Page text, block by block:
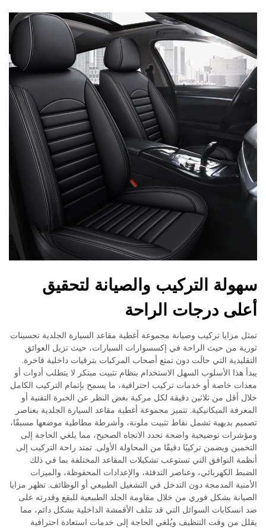
سهولة التركيب والصيانة لتحقيق
أعلى درجات الراحة
تمثل مزايا تركيب وصيانة مجموعة أغطية مقاعد السيارة الجلدية تحسينات
ثورية من حيث الراحة في إكسسوارات السيارات، حيث تزيل العوائق
التقليدية التي حالَت دون تمتع أصحاب المركبات بترقيات داخلية فاخرة.
يبدأ هذا الأسلوب السهل الاستخدام بنظام تثبيت مبتكر لا يتطلب أدوات أو
معدات خاصة أو خدمات تركيب احترافية، ما يسمح بإتمام التركيب الكامل
خلال أقل من ثلاثين دقيقة لكل مركبة بغض النظر عن الخبرة التقنية أو
المعرفة الميكانيكية. تتميز مجموعة أغطية مقاعد السيارة الجلدية بعناصر
تصميم بديهية تشمل نقاط تثبيت ملونة، وأشرطة مطاطية موضعها مسبقًا،
ومؤشرات توضيحية واضحة تحدد الاتجاه الصحيح، مما يلغي الحاجة إلى
التخمين ويضمن تركيبًا دقيقًا من المحاولة الأولى. تمتد راحة التركيب إلى
أنظمة التوافق التي تستوعب تشكيلات المقاعد المختلفة بما في ذلك
الضبط الكهربائي، وعناصر التدفئة، والإعدادات المحفوظة، والميزات
الأمنية المدمجة دون التدخل في التشغيل الطبيعي أو الوظائف. تظهر مزايا
الصيانة بشكل فوري من خلال مقاومة الجلد الطبيعية للبقع وقدرته على
صد انسكابات السوائل التي قد تتلف الأقمشة الداخلية بشكل دائم، مما
يقلل من وقت التنظيف ويُلغي الحاجة إلى خدمات استعادة احترافية